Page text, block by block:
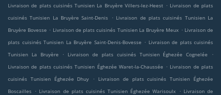
Livraison de plats cuisinés Tunisien La Bruyère Villers-lez-Heest . Livraison de plats
cuisinés Tunisien La Bruyère Saint-Denis
. Livraison de plats cuisinés Tunisien La
Bruyère Bovesse . Livraison de plats cuisinés Tunisien La Bruyère Meux . Livraison de
plats cuisinés Tunisien La Bruyère Saint-Denis-Bovesse . Livraison de plats cuisinés
Tunisien La Bruyère
. Livraison de plats cuisinés Tunisien Éghezée Cognelée
.
Livraison de plats cuisinés Tunisien Éghezée Waret-la-Chaussée . Livraison de plats
cuisinés Tunisien Éghezée Dhuy
.
Livraison de plats cuisinés Tunisien Éghezée
Boscailles . Livraison de plats cuisinés Tunisien Éghezée Warisoulx . Livraison de